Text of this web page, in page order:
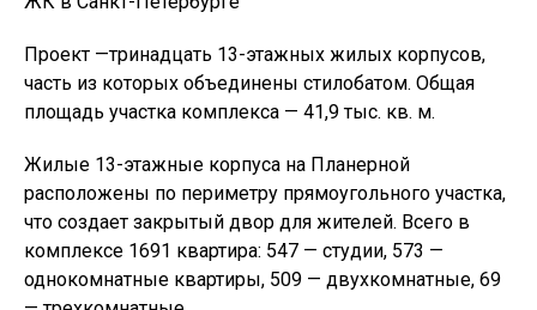
Проект —тринадцать 13-этажных жилых корпусов,
часть из которых объединены стилобатом. Общая
площадь участка комплекса — 41,9 тыс. кв. м.
Жилые 13-этажные корпуса на Планерной
расположены по периметру прямоугольного участка,
что создает закрытый двор для жителей. Всего в
комплексе 1691 квартира: 547 — студии, 573 —
однокомнатные квартиры, 509 — двухкомнатные, 69